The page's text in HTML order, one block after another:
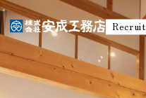
Recruit